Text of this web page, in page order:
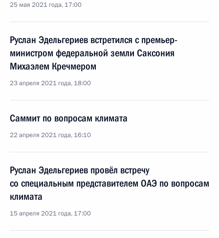
25 мая 2021 года, 17:00
Руслан Эдельгериев встретился с премьер-
министром федеральной земли Саксония
Михаэлем Кречмером
23 апреля 2021 года, 18:00
Саммит по вопросам климата
22 апреля 2021 года, 16:10
Руслан Эдельгериев провёл встречу
со специальным представителем ОАЭ по вопросам
климата
15 апреля 2021 года, 17:00